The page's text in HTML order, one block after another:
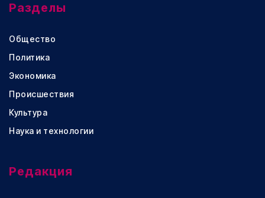
Разделы
Общество
Политика
Экономика
Происшествия
Культура
Наука и технологии
Редакция